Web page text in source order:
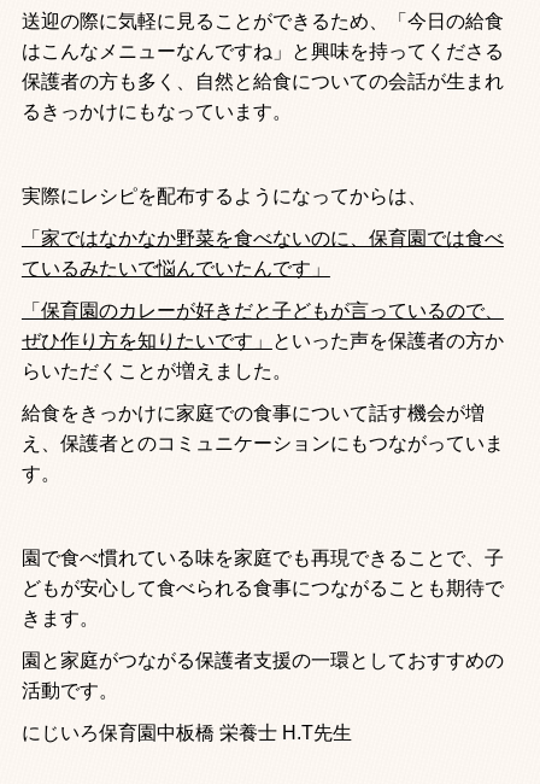
送迎の際に気軽に見ることができるため、「今日の給食
はこんなメニューなんですね」と興味を持ってくださる
保護者の方も多く、自然と給食についての会話が生まれ
るきっかけにもなっています。
実際にレシピを配布するようになってからは、
「家ではなかなか野菜を食べないのに、保育園では食べ
ているみたいで悩んでいたんです」
「保育園のカレーが好きだと子どもが言っているので、
ぜひ作り方を知りたいです」
といった声を保護者の方か
らいただくことが増えました。
給食をきっかけに家庭での食事について話す機会が増
え、保護者とのコミュニケーションにもつながっていま
す。
園で食べ慣れている味を家庭でも再現できることで、子
どもが安心して食べられる食事につながることも期待で
きます。
園と家庭がつながる保護者支援の一環としておすすめの
活動です。
にじいろ保育園中板橋 栄養士 H.T先生